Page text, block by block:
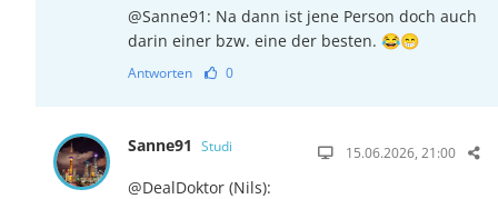
@Sanne91: Na dann ist jene Person doch auch
darin einer bzw. eine der besten. 😂😁
Antworten 0
Sanne91 Studi 15.06.2026, 21:00
@DealDoktor (Nils):